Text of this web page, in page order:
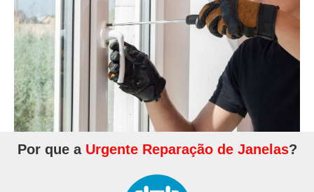
Por que a Urgente Reparação de Janelas?